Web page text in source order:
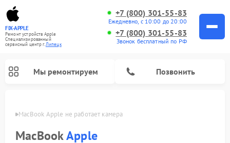
FIX-APPLE
Ремонт устройств Apple
Специализированный
cервисный центр г.Липецк
+7 (800) 301-55-83
Ежедневно, с 10:00 до 20:00
+7 (800) 301-55-83
Звонок бесплатный по РФ
Мы ремонтируем Позвонить
MacBook Apple не работает камера
MacBookApple